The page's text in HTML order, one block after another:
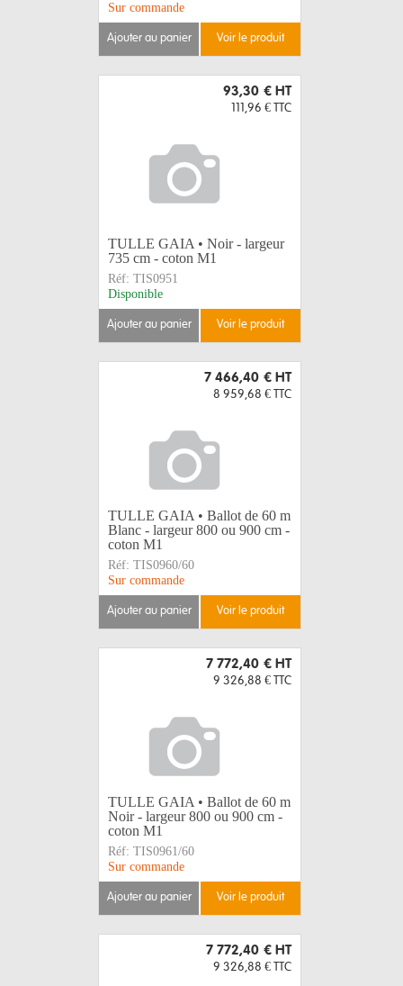
Sur commande
ajouter au panier voir le produit
93,30 € HT
111,96 € TTC
TULLE GAIA • Noir - largeur
735 cm - coton M1
Réf: TIS0951
Disponible
ajouter au panier voir le produit
7 466,40 € HT
8 959,68 € TTC
TULLE GAIA • Ballot de 60 m
Blanc - largeur 800 ou 900 cm -
coton M1
Réf: TIS0960/60
Sur commande
ajouter au panier voir le produit
7 772,40 € HT
9 326,88 € TTC
TULLE GAIA • Ballot de 60 m
Noir - largeur 800 ou 900 cm -
coton M1
Réf: TIS0961/60
Sur commande
ajouter au panier voir le produit
7 772,40 € HT
9 326,88 € TTC